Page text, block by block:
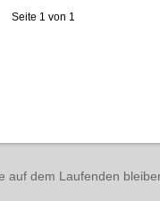
Seite 1 von 1
auf dem Laufenden